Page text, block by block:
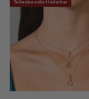
Teilweise sofort lieferbar